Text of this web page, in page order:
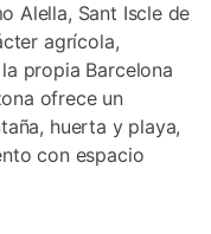
Alella, Sant Iscle de
agrícola,
propia Barcelona
ofrece un
huerta y playa,
con espacio